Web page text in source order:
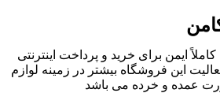
ایمن برای خرید و پرداخت اینترنتی
این فروشگاه بیشتر در زمینه لوازم
عمده و خرده می باشد